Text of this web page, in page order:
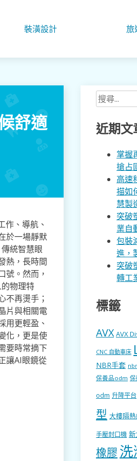
裝潢設計 旅
舒適
作、導航、
於一場靜默
統智慧眼
熱，長時間
號。然而，
物理特
不再燙手；
片與相關電
用更輕盈、
化，更是使
要時常摘下
讓AI眼鏡從
搜
尋
關
鍵
近期文
掌握
搶占
高速
描如
慧製
突破
業自
包裝
進，
突破
轉工
標籤
AVX AVX
CNC 自動車床
NBR手套
保養品odm 保
odm 升降平台
型 大樓隔
手壓封口機 新
橡膠